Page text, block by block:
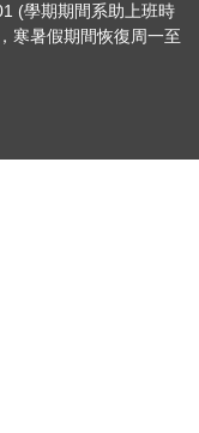
(學期期間系助上班時
寒暑假期間恢復周一至